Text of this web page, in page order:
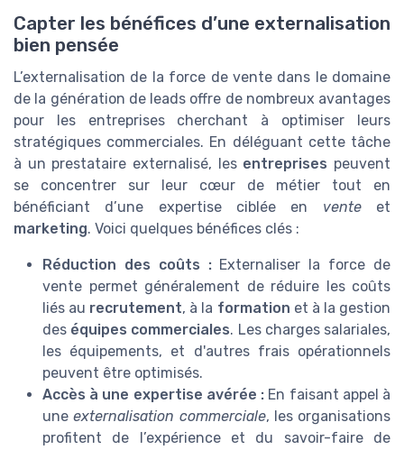
Capter les bénéfices d’une externalisation
bien pensée
L’externalisation de la force de vente dans le domaine
de la génération de leads offre de nombreux avantages
pour les entreprises cherchant à optimiser leurs
stratégiques commerciales. En déléguant cette tâche
à un prestataire externalisé, les entreprises peuvent
se concentrer sur leur cœur de métier tout en
bénéficiant d’une expertise ciblée en venteet
marketing. Voici quelques bénéfices clés :
Réduction des coûts :Externaliser la force de
vente permet généralement de réduire les coûts
liés au recrutement, à la formation et à la gestion
des équipes commerciales. Les charges salariales,
les équipements, et d'autres frais opérationnels
peuvent être optimisés.
Accès à une expertise avérée : En faisant appel à
uneexternalisation commerciale, les organisations
profitent de l’expérience et du savoir-faire de